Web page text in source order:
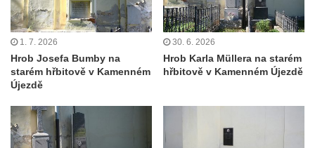
Strání
Kříž u severní zdi kostela Nalezení svatého
Kříž na Křížové cestě na Křížovém vrchu ve
Centrální kříž hřbitova ve Sloupu v Čechách
Kříž u koryta náhonu na Chřibské Kamenici
1. 7. 2026
Hrob Josefa Bumby na
starém hřbitově v Kamenném
Újezdě
30. 6. 2026
Hrob Karla Müllera na starém
hřbitově v Kamenném Újezdě